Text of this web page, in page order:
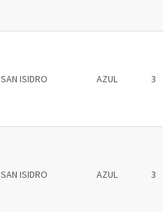
SAN ISIDRO AZUL 3
SAN ISIDRO AZUL 3